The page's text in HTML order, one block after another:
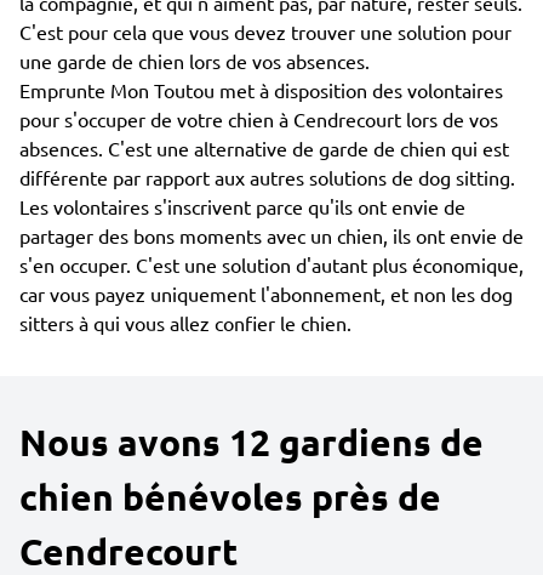
C'est pour cela que vous devez trouver une solution pour
une garde de chien lors de vos absences.
Emprunte Mon Toutou met à disposition des volontaires
pour s'occuper de votre chien à Cendrecourt lors de vos
absences. C'est une alternative de garde de chien qui est
différente par rapport aux autres solutions de dog sitting.
Les volontaires s'inscrivent parce qu'ils ont envie de
partager des bons moments avec un chien, ils ont envie de
s'en occuper. C'est une solution d'autant plus économique,
car vous payez uniquement l'abonnement, et non les dog
sitters à qui vous allez confier le chien.
Nous avons 12 gardiens de
chien bénévoles près de
Cendrecourt